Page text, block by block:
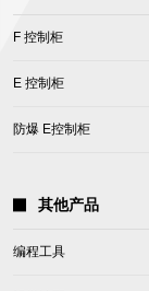
F 控制柜
E 控制柜
防爆 E控制柜
其他产品
编程工具